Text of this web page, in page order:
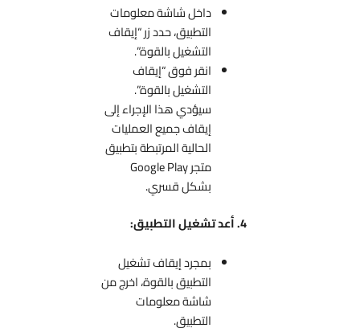
داخل شاشة معلومات
التطبيق، حدد زر “إيقاف
التشغيل بالقوة”.
انقر فوق “إيقاف
التشغيل بالقوة”.
سيؤدي هذا الإجراء إلى
إيقاف جميع العمليات
الحالية المرتبطة بتطبيق
متجر Google Play
بشكل قسري.
بمجرد إيقاف تشغيل
التطبيق بالقوة، اخرج من
شاشة معلومات